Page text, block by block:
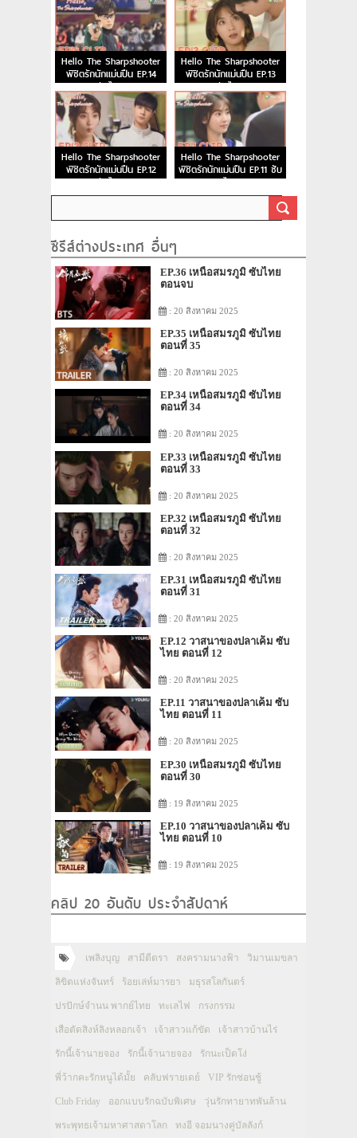
Hello The Sharpshooter
พิชิตรักนักแม่นปืน EP.14
ซับไทย
Hello The Sharpshooter
พิชิตรักนักแม่นปืน EP.13
ซับไทย
Hello The Sharpshooter
พิชิตรักนักแม่นปืน EP.12
ซับไทย
Hello The Sharpshooter
พิชิตรักนักแม่นปืน EP.11 ซับ
ไทย
ซีรีส์ต่างประเทศ อื่นๆ
EP.36 เหนือสมรภูมิ ซับไทย
ตอนจบ
: 20 สิงหาคม 2025
EP.35 เหนือสมรภูมิ ซับไทย
ตอนที่ 35
: 20 สิงหาคม 2025
EP.34 เหนือสมรภูมิ ซับไทย
ตอนที่ 34
: 20 สิงหาคม 2025
EP.33 เหนือสมรภูมิ ซับไทย
ตอนที่ 33
: 20 สิงหาคม 2025
EP.32 เหนือสมรภูมิ ซับไทย
ตอนที่ 32
: 20 สิงหาคม 2025
EP.31 เหนือสมรภูมิ ซับไทย
ตอนที่ 31
: 20 สิงหาคม 2025
EP.12 วาสนาของปลาเค็ม ซับ
ไทย ตอนที่ 12
: 20 สิงหาคม 2025
EP.11 วาสนาของปลาเค็ม ซับ
ไทย ตอนที่ 11
: 20 สิงหาคม 2025
EP.30 เหนือสมรภูมิ ซับไทย
ตอนที่ 30
: 19 สิงหาคม 2025
EP.10 วาสนาของปลาเค็ม ซับ
ไทย ตอนที่ 10
: 19 สิงหาคม 2025
คลิป 20 อันดับ ประจำสัปดาห์
เพลิงบุญ สามีตีตรา สงครามนางฟ้า วิมานเมขลา
ลิขิตแห่งจันทร์ ร้อยเล่ห์มารยา มธุรสโลกันตร์
ปรปักษ์จำนน พากย์ไทย ทะเลไฟ กรงกรรม
เสือตัดสิงห์ลิงหลอกเจ้า เจ้าสาวแก้ขัด เจ้าสาวบ้านไร่
รักนี้เจ้านายจอง รักนี้เจ้านายจอง รักนะเป็ดโง่
พี่ว้ากคะรักหนูได้มั้ย คลับฟรายเดย์ VIP รักซ่อนชู้
Club Friday ออกแบบรักฉบับพิเศษ วุ่นรักทายาทพันล้าน
พระพุทธเจ้ามหาศาสดาโลก ทงอี จอมนางคู่บัลลังก์